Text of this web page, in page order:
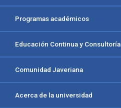
Programas académicos
Educación Continua y Consultoría
Comunidad Javeriana
Acerca de la universidad